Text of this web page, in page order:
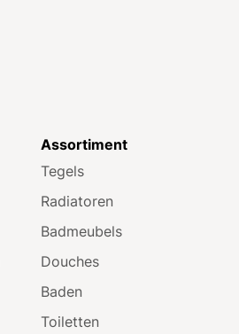
Assortiment
Tegels
Radiatoren
Badmeubels
Douches
Baden
Toiletten